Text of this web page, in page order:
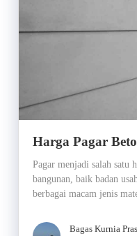
Harga Pagar
Pagar menjadi salah satu
bangunan, baik badan
berbagai macam jenis
Bagas Kurnia